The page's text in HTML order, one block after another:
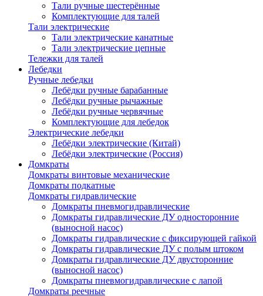
Тали ручные шестерённые
Комплектующие для талей
Тали электрические
Тали электрические канатные
Тали электрические цепные
Тележки для талей
Лебедки
Ручные лебедки
Лебёдки ручные барабанные
Лебёдки ручные рычажные
Лебёдки ручные червячные
Комплектующие для лебедок
Электрические лебедки
Лебёдки электрические (Китай)
Лебёдки электрические (Россия)
Домкраты
Домкраты винтовые механические
Домкраты подкатные
Домкраты гидравлические
Домкраты пневмогидравлические
Домкраты гидравлические ДУ односторонние
(выносной насос)
Домкраты гидравлические с фиксирующей гайкой
Домкраты гидравлические ДУ c полым штоком
Домкраты гидравлические ДУ двусторонние
(выносной насос)
Домкраты пневмогидравлические с лапой
Домкраты реечные